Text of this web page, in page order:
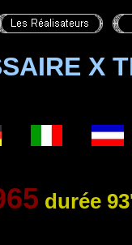
X
durée